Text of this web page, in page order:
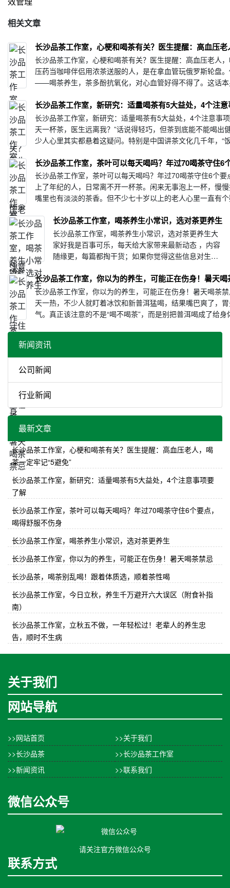
相关文章
长沙品茶工作室，心梗和喝茶有关？医生提醒：高血压
长沙品茶工作室，心梗和喝茶有关？医生提醒：高血压老人
压药当咖啡伴侣用浓茶送服的人，是在拿血管玩俄罗斯轮盘
——喝茶养生，茶多酚抗氧化，对心血管好得不得了。这话
长沙品茶工作室，新研究：适量喝茶有5大益处，4个注
长沙品茶工作室，新研究：适量喝茶有5大益处，4个注意事
天一杯茶，医生远离我？”话说得轻巧，但茶到底能不能喝出
少人心里其实都悬着这疑问。特别是中国讲茶文化几千年，“
长沙品茶工作室，茶叶可以每天喝吗？年过70喝茶守住6
长沙品茶工作室，茶叶可以每天喝吗？年过70喝茶守住6个
上了年纪的人，日常离不开一杯茶。闲来无事泡上一杯，慢
嘴里也有淡淡的茶香。但不少七十岁以上的老人心里一直有
长沙品茶工作室，喝茶养生小常识，选对茶更养生
长沙品茶工作室，喝茶养生小常识，选对茶更养生大
家好我是百事可乐，每天给大家带来最新动态 ，内容
随缘更，每篇都掏干货；如果你觉得这些信息对生活
不管是日常解渴、饭后解腻，还是闲暇放松、滋养身
体，茶水都···
长沙品茶工作室，你以为的养生，可能正在伤身！暑天喝
长沙品茶工作室，你以为的养生，可能正在伤身！暑天喝茶
天一热，不少人就盯着冰饮和新普洱猛喝，结果嘴巴爽了，
气。真正该注意的不是“喝不喝茶”，而是别把普洱喝成了给身
新闻资讯
公司新闻
行业新闻
最新文章
长沙品茶工作室，心梗和喝茶有关？医生提醒：高血压老人，喝
茶一定牢记“5避免”
长沙品茶工作室，新研究：适量喝茶有5大益处，4个注意事项要
了解
长沙品茶工作室，茶叶可以每天喝吗？年过70喝茶守住6个要点，
喝得舒服不伤身
长沙品茶工作室，喝茶养生小常识，选对茶更养生
长沙品茶工作室，你以为的养生，可能正在伤身！暑天喝茶禁忌
长沙品茶，喝茶别乱喝！跟着体质选，顺着茶性喝
长沙品茶工作室，今日立秋，养生千万避开六大误区（附食补指
南）
长沙品茶工作室，立秋五不做，一年轻松过！老辈人的养生忠
告，顺时不生病
关于我们
网站导航
>>网站首页
>>关于我们
>>长沙品茶
>>长沙品茶工作室
>>新闻资讯
>>联系我们
微信公众号
请关注官方微信公众号
联系方式